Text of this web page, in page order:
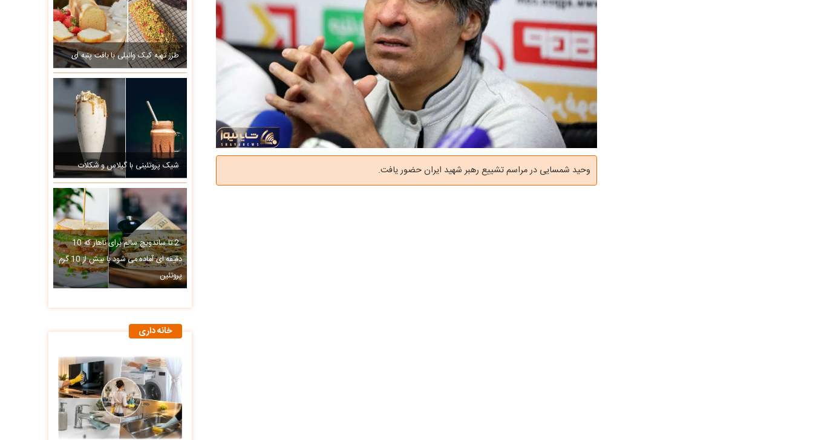
​وحید شمسایی در مراسم تشییع رهبر شهید ایران حضور یافت.
طرز تهیه کیک وانیلی با بافت پنبه ای
شیک پروتئینی با گیلاس و شکلات
2 تا ساندویچ سالم برای ناهار که 10
دقیقه ای آماده می شود با بیش از 10 گرم
پروتئین
خانه داری